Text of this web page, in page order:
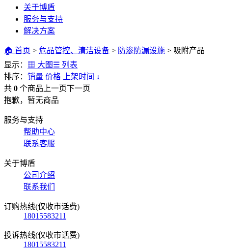
关于博盾
服务与支持
解决方案
🏠 首页 > 危品管控、清洁设备 > 防渗防漏设施 > 吸附产品
显示：
▦ 大图 ☰ 列表
排序： 销量 价格 上架时间 ↓
共 0 个商品 上一页下一页
抱歉，暂无商品
服务与支持
帮助中心
联系客服
关于博盾
公司介绍
联系我们
订购热线(仅收市话费)
18015583211
投诉热线(仅收市话费)
18015583211